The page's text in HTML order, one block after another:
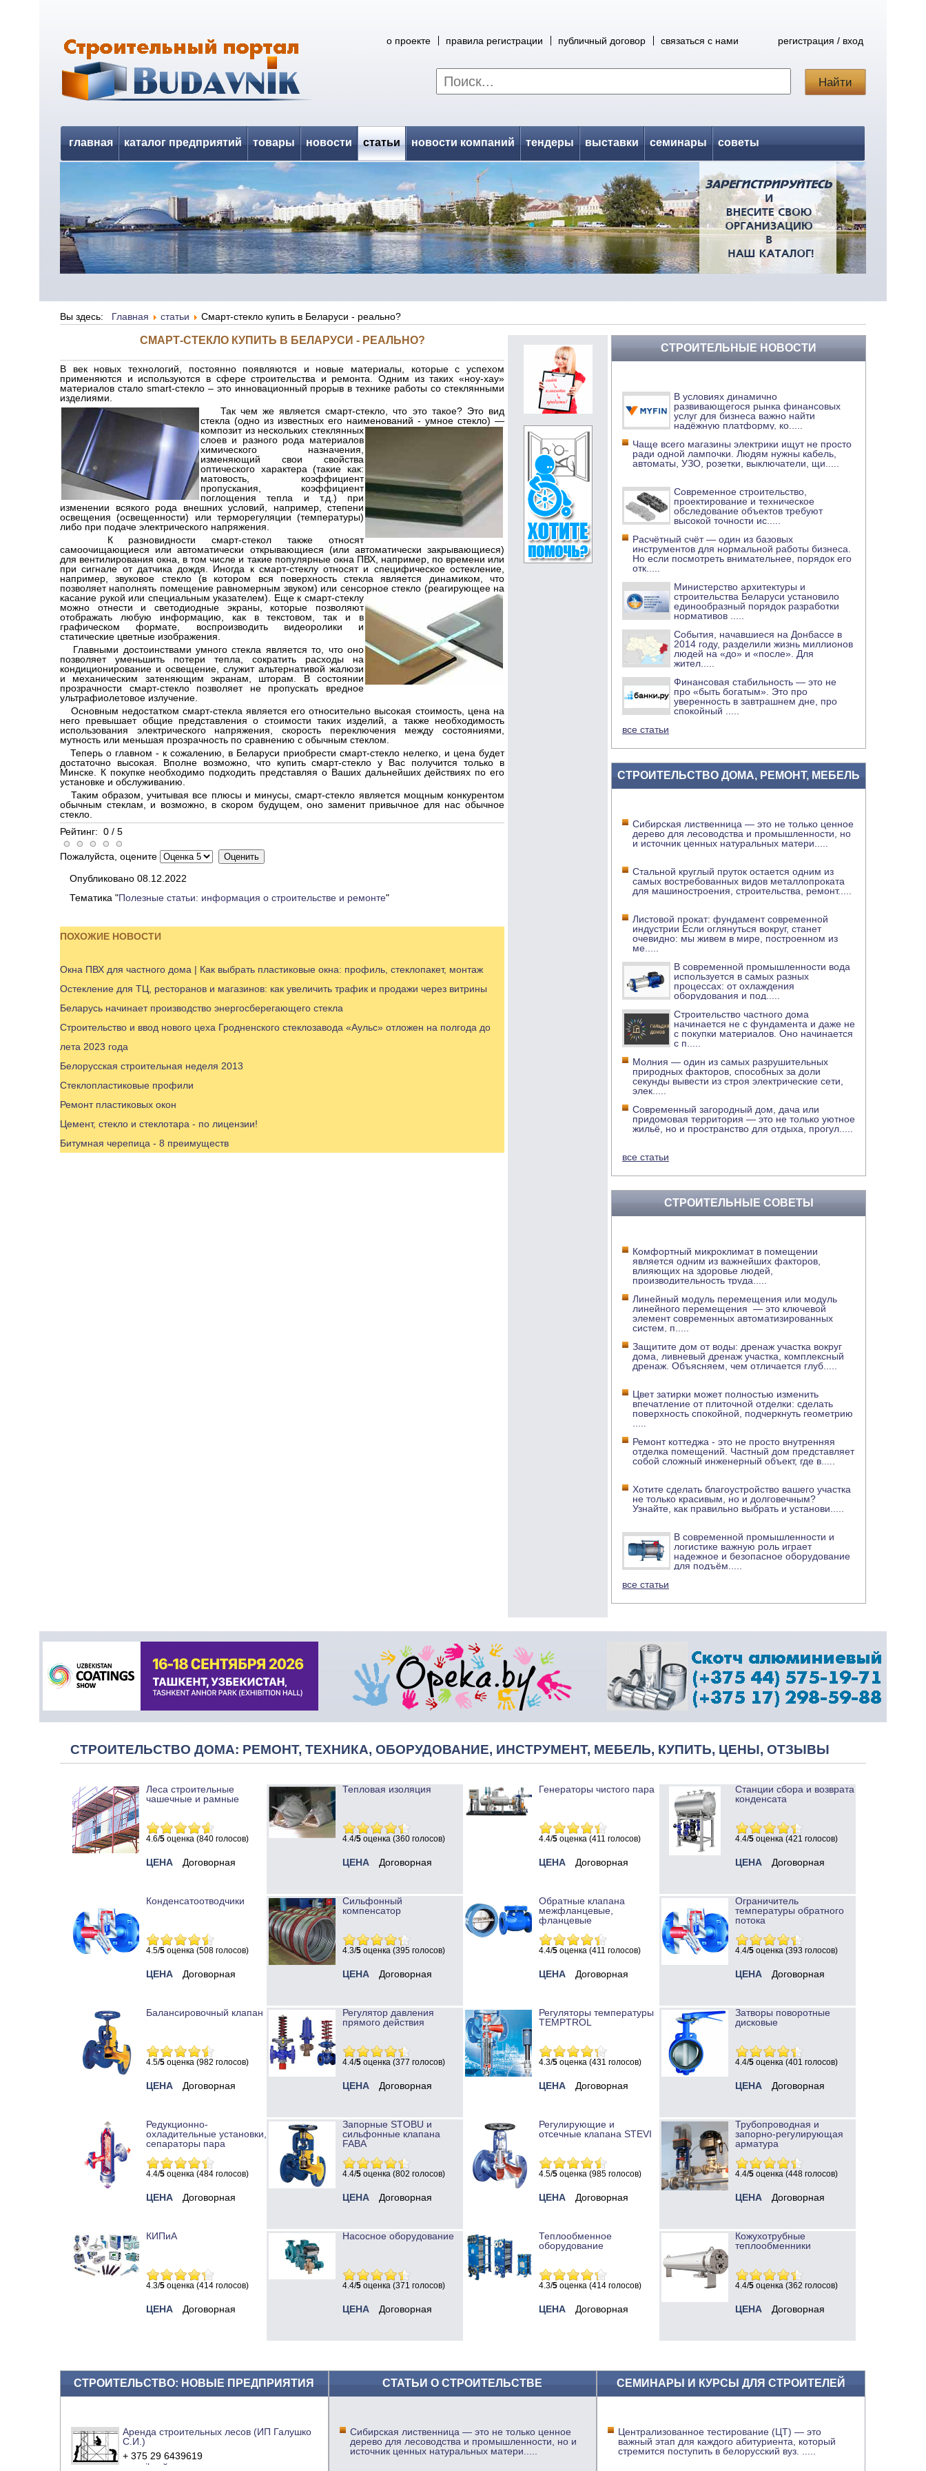
регистрация / вход
о проекте правила регистрации публичный договор связаться с нами
главная каталог предприятий товары новости статьи новости компаний тендеры выставки семинары советы
Вы здесь: Главная статьи Смарт-стекло купить в Беларуси - реально?
СМАРТ-СТЕКЛО КУПИТЬ В БЕЛАРУСИ - РЕАЛЬНО?
В век новых технологий, постоянно появляются и новые материалы, которые с успехом
применяются и используются в сфере строительства и ремонта. Одним из таких «ноу-хау»
материалов стало smart-стекло – это инновационный прорыв в технике работы со стеклянными
изделиями.
Так чем же являетсясмарт-стекло, что это такое? Это вид
стекла (одно из известных его наименований - умное стекло) —
композит из нескольких стеклянных
слоев и разного рода материалов
химического назначения,
изменяющий свои свойства
оптического характера (такие как:
матовость, коэффициент
пропускания, коэффициент
поглощения тепла и т.д.) при
изменении всякого рода внешних условий, например, степени
освещения (освещенности) или терморегуляции (температуры)
либо при подаче электрического напряжения.
К разновидности смарт-стекол также относят
самоочищающиеся или автоматически открывающиеся (или автоматически закрывающиеся)
для вентилирования окна, в том числе и такие популярные окна ПВХ, например, по времени или
при сигнале от датчика дождя. Иногда к смарт-стеклу относят и специфическое остекление,
например, звуковое стекло (в котором вся поверхность стекла является динамиком, что
позволяет наполнять помещение равномерным звуком) или сенсорное стекло (реагирующее на
касание рукой или специальным указателем). Еще к смарт-стеклу
можно отнести и светодиодные экраны, которые позволяют
отображать любую информацию, как в текстовом, так и в
графическом формате, воспроизводить видеоролики и
статические цветные изображения.
Главными достоинствами умного стекла является то, что оно
позволяет уменьшить потери тепла, сократить расходы на
кондиционирование и освещение, служит альтернативой жалюзи
и механическим затеняющим экранам, шторам. В состоянии
прозрачности смарт-стекло позволяет не пропускать вредное
ультрафиолетовое излучение.
Основным недостатком смарт-стекла является его относительно высокая стоимость, цена на
него превышает общие представления о стоимости таких изделий, а также необходимость
использования электрического напряжения, скорость переключения между состояниями,
мутность или меньшая прозрачность по сравнению с обычным стеклом.
Теперь о главном - к сожалению, в Беларуси приобрести смарт-стекло нелегко, и цена будет
достаточно высокая. Вполне возможно, что купить смарт-стекло у Вас получится только в
Минске. К покупке необходимо подходить представляя о Ваших дальнейших действиях по его
установке и обслуживанию.
Таким образом, учитывая все плюсы и минусы, смарт-стекло является мощным конкурентом
обычным стеклам, и возможно, в скором будущем, оно заменит привычное для нас обычное
стекло.
Рейтинг: 0 / 5
Пожалуйста, оцените
Опубликовано 08.12.2022
Тематика "Полезные статьи: информация о строительстве и ремонте"
ПОХОЖИЕ НОВОСТИ
Окна ПВХ для частного дома | Как выбрать пластиковые окна: профиль, стеклопакет, монтаж
Остекление для ТЦ, ресторанов и магазинов: как увеличить трафик и продажи через витрины
Беларусь начинает производство энергосберегающего стекла
Строительство и ввод нового цеха Гродненского стеклозавода «Аульс» отложен на полгода до
лета 2023 года
Белорусская строительная неделя 2013
Стеклопластиковые профили
Ремонт пластиковых окон
Цемент, стекло и стеклотара - по лицензии!
Битумная черепица - 8 преимуществ
СТРОИТЕЛЬНЫЕ НОВОСТИ
В условиях динамично
развивающегося рынка финансовых
услуг для бизнеса важно найти
надёжную платформу, ко
Чаще всего магазины электрики ищут не просто
ради одной лампочки. Людям нужны кабель,
автоматы, УЗО, розетки, выключатели, щи
Современное строительство,
проектирование и техническое
обследование объектов требуют
высокой точности ис
Расчётный счёт — один из базовых
инструментов для нормальной работы бизнеса.
Но если посмотреть внимательнее, порядок его
отк
Министерство архитектуры и
строительства Беларуси установило
единообразный порядок разработки
нормативов
События, начавшиеся на Донбассе в
2014 году, разделили жизнь миллионов
людей на «до» и «после». Для
жител
Финансовая стабильность — это не
про «быть богатым». Это про
уверенность в завтрашнем дне, про
спокойный
все статьи
СТРОИТЕЛЬСТВО ДОМА, РЕМОНТ, МЕБЕЛЬ
Сибирская лиственница — это не только ценное
дерево для лесоводства и промышленности, но
и источник ценных натуральных матери
Стальной круглый пруток остается одним из
самых востребованных видов металлопроката
для машиностроения, строительства, ремонт.....
Листовой прокат: фундамент современной
индустрии Если оглянуться вокруг, станет
очевидно: мы живем в мире, построенном из
ме
В современной промышленности вода
используется в самых разных
процессах: от охлаждения
оборудования и под
Строительство частного дома
начинается не с фундамента и даже не
с покупки материалов. Оно начинается
с п
Молния — один из самых разрушительных
природных факторов, способных за доли
секунды вывести из строя электрические сети,
элек
Современный загородный дом, дача или
придомовая территория — это не только уютное
жильё, но и пространство для отдыха, прогул
все статьи
СТРОИТЕЛЬНЫЕ СОВЕТЫ
Комфортный микроклимат в помещении
является одним из важнейших факторов,
влияющих на здоровье людей,
производительность труда
Линейный модуль перемещения или модуль
линейного перемещения — это ключевой
элемент современных автоматизированных
систем, п
Защитите дом от воды: дренаж участка вокруг
дома, ливневый дренаж участка, комплексный
дренаж. Объясняем, чем отличается глуб
Цвет затирки может полностью изменить
впечатление от плиточной отделки: сделать
поверхность спокойной, подчеркнуть геометрию
Ремонт коттеджа - это не просто внутренняя
отделка помещений. Частный дом представляет
собой сложный инженерный объект, где в
Хотите сделать благоустройство вашего участка
не только красивым, но и долговечным?
Узнайте, как правильно выбрать и установи
В современной промышленности и
логистике важную роль играет
надежное и безопасное оборудование
для подъём
все статьи
СТРОИТЕЛЬСТВО ДОМА: РЕМОНТ, ТЕХНИКА, ОБОРУДОВАНИЕ, ИНСТРУМЕНТ, МЕБЕЛЬ, КУПИТЬ, ЦЕНЫ, ОТЗЫВЫ
Леса строительные
чашечные и рамные
4.6/5 оценка (840 голосов)
ЦЕНА Договорная
Тепловая изоляция
4.4/5 оценка (360 голосов)
ЦЕНА Договорная
Генераторы чистого пара
4.4/5 оценка (411 голосов)
ЦЕНА Договорная
Станции сбора и возврата
конденсата
4.4/5 оценка (421 голосов)
ЦЕНА Договорная
Конденсатоотводчики
4.5/5 оценка (508 голосов)
ЦЕНА Договорная
Сильфонный
компенсатор
4.3/5 оценка (395 голосов)
ЦЕНА Договорная
Обратные клапана
межфланцевые,
фланцевые
4.4/5 оценка (411 голосов)
ЦЕНА Договорная
Ограничитель
температуры обратного
потока
4.4/5 оценка (393 голосов)
ЦЕНА Договорная
Балансировочный клапан
4.5/5 оценка (982 голосов)
ЦЕНА Договорная
Регулятор давления
прямого действия
4.4/5 оценка (377 голосов)
ЦЕНА Договорная
Регуляторы температуры
TEMPTROL
4.3/5 оценка (431 голосов)
ЦЕНА Договорная
Затворы поворотные
дисковые
4.4/5 оценка (401 голосов)
ЦЕНА Договорная
Редукционно-
охладительные установки,
сепараторы пара
4.4/5 оценка (484 голосов)
ЦЕНА Договорная
Запорные STOBU и
сильфонные клапана
FABA
4.4/5 оценка (802 голосов)
ЦЕНА Договорная
Регулирующие и
отсечные клапана STEVI
4.5/5 оценка (985 голосов)
ЦЕНА Договорная
Трубопроводная и
запорно-регулирующая
арматура
4.4/5 оценка (448 голосов)
ЦЕНА Договорная
КИПиА
4.3/5 оценка (414 голосов)
ЦЕНА Договорная
Насосное оборудование
4.4/5 оценка (371 голосов)
ЦЕНА Договорная
Теплообменное
оборудование
4.3/5 оценка (414 голосов)
ЦЕНА Договорная
Кожухотрубные
теплообменники
4.4/5 оценка (362 голосов)
ЦЕНА Договорная
СТРОИТЕЛЬСТВО: НОВЫЕ ПРЕДПРИЯТИЯ
Аренда строительных лесов (ИП Галушко
С.И.)
+ 375 29 6439619
e-mail
сайт компании
СТАТЬИ О СТРОИТЕЛЬСТВЕ
Сибирская лиственница — это не только ценное
дерево для лесоводства и промышленности, но и
источник ценных натуральных матери
СЕМИНАРЫ И КУРСЫ ДЛЯ СТРОИТЕЛЕЙ
Централизованное тестирование (ЦТ) — это
важный этап для каждого абитуриента, который
стремится поступить в белорусский вуз.